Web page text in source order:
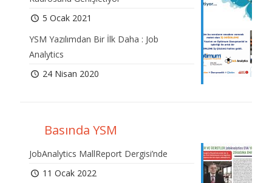
5 Ocak 2021
YSM Yazılımdan Bir İlk Daha : Job
Analytics
24 Nisan 2020
Basında YSM
JobAnalytics MallReport Dergisi’nde
11 Ocak 2022